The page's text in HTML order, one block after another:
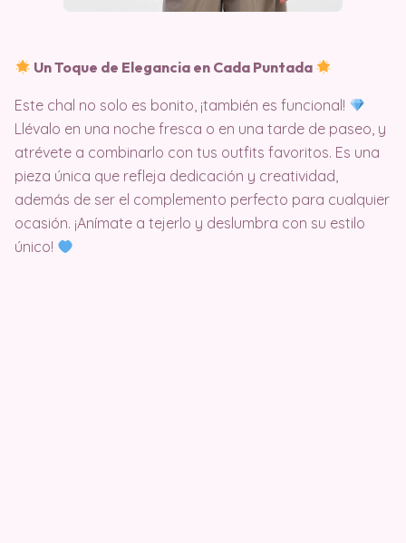
Un Toque de Elegancia en Cada Puntada
Este chal no solo es bonito, ¡también es funcional!
Llévalo en una noche fresca o en una tarde de paseo, y
atrévete a combinarlo con tus outfits favoritos. Es una
pieza única que refleja dedicación y creatividad,
además de ser el complemento perfecto para cualquier
ocasión. ¡Anímate a tejerlo y deslumbra con su estilo
único!